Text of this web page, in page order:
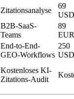
Zitationsanalyse
69
B2B-SaaS-
Teams
89
End-to-End-
GEO-Workflows
250
Kostenloses KI-
Zitations-Audit